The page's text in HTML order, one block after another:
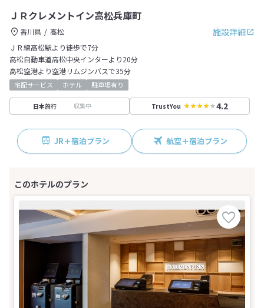
ＪＲクレメントイン高松兵庫町
施設詳細
香川県
高松
ＪＲ線高松駅より徒歩で7分
高松自動車道高松中央インターより20分
高松空港より空港リムジンバスで35分
宅配サービス ホテル 駐車場有り
日本旅行 収集中 TrustYou 4.2
JR＋宿泊プラン 航空＋宿泊プラン